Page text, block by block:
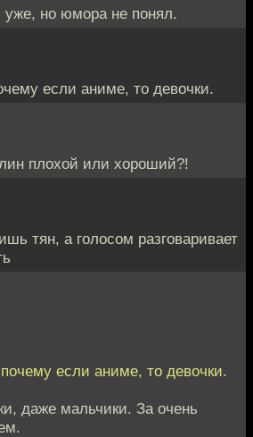
уже, но юмора не понял.
если аниме, то девочки.
плохой или хороший?!
тян, а голосом разговаривает
если аниме, то девочки.
даже мальчики. За очень